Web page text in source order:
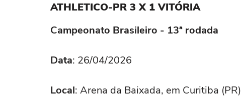
ATHLETICO-PR 3 X 1 VITÓRIA
Campeonato Brasileiro - 13ª rodada
Data: 26/04/2026
Local: Arena da Baixada, em Curitiba (PR)